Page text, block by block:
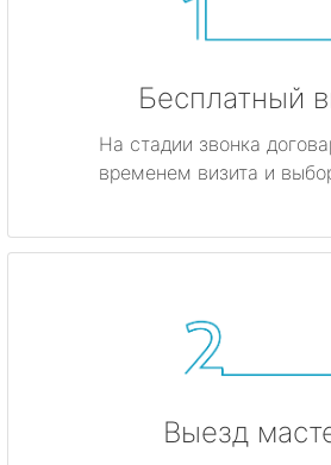
Бесплатный
На стадии звонка
временем визита и
Выезд